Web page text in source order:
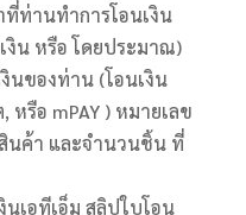
ที่ท่านทำการโอนเงิน
งิน หรือ โดยประมาณ)
นของท่าน (โอนเงิน
รือ mPAY ) หมายเลข
นค้า และจำนวนชิ้น ที่
เอทีเอ็ม สลิปใบโอน